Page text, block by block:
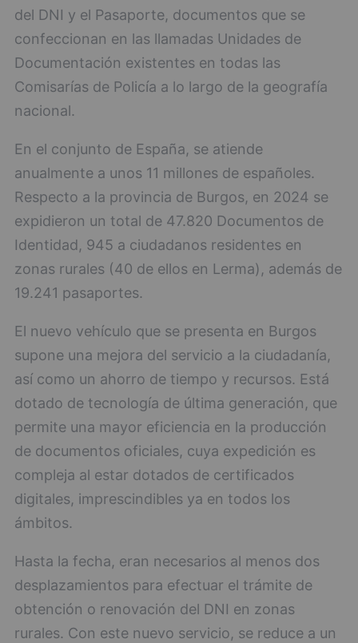
del DNI y el Pasaporte, documentos que se
confeccionan en las llamadas Unidades de
Documentación existentes en todas las
Comisarías de Policía a lo largo de la geografía
nacional.
En el conjunto de España, se atiende
anualmente a unos 11 millones de españoles.
Respecto a la provincia de Burgos, en 2024 se
expidieron un total de 47.820 Documentos de
Identidad, 945 a ciudadanos residentes en
zonas rurales (40 de ellos en Lerma), además de
19.241 pasaportes.
El nuevo vehículo que se presenta en Burgos
supone una mejora del servicio a la ciudadanía,
así como un ahorro de tiempo y recursos. Está
dotado de tecnología de última generación, que
permite una mayor eficiencia en la producción
de documentos oficiales, cuya expedición es
compleja al estar dotados de certificados
digitales, imprescindibles ya en todos los
ámbitos.
Hasta la fecha, eran necesarios al menos dos
desplazamientos para efectuar el trámite de
obtención o renovación del DNI en zonas
rurales. Con este nuevo servicio, se reduce a un